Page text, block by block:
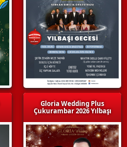
Gloria Wedding Plus
Çukurambar 2026 Yılbaşı